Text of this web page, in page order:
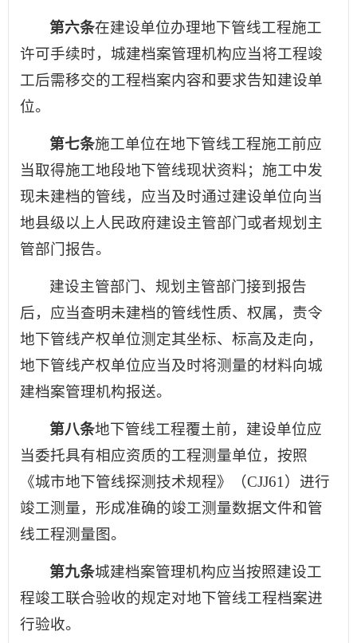
第六条在建设单位办理地下管线工程施工
许可手续时，城建档案管理机构应当将工程竣
工后需移交的工程档案内容和要求告知建设单
位。
第七条施工单位在地下管线工程施工前应
当取得施工地段地下管线现状资料；施工中发
现未建档的管线，应当及时通过建设单位向当
地县级以上人民政府建设主管部门或者规划主
管部门报告。
建设主管部门、规划主管部门接到报告
后，应当查明未建档的管线性质、权属，责令
地下管线产权单位测定其坐标、标高及走向，
地下管线产权单位应当及时将测量的材料向城
建档案管理机构报送。
第八条地下管线工程覆土前，建设单位应
当委托具有相应资质的工程测量单位，按照
《城市地下管线探测技术规程》（CJJ61）进行
竣工测量，形成准确的竣工测量数据文件和管
线工程测量图。
第九条城建档案管理机构应当按照建设工
程竣工联合验收的规定对地下管线工程档案进
行验收。